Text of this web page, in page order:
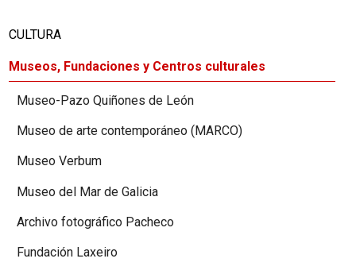
CULTURA
Museos, Fundaciones y Centros culturales
Museo-Pazo Quiñones de León
Museo de arte contemporáneo (MARCO)
Museo Verbum
Museo del Mar de Galicia
Archivo fotográfico Pacheco
Fundación Laxeiro